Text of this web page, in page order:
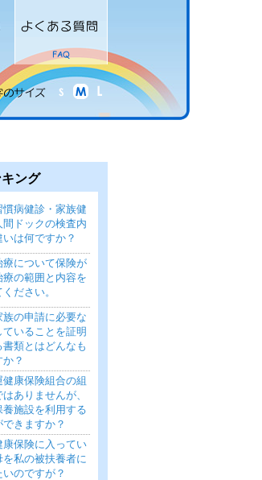
ング
慣病健診・家族健
間ドックの検査内
いは何ですか？
療について保険が
療の範囲と内容を
ださい。
族の申請に必要な
ていることを証明
書類とはどんなも
？
健康保険組合の組
ありませんが、
養施設を利用する
できますか？
康保険に入ってい
を私の被扶養者に
いのですが？